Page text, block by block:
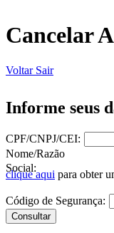
Cancelar
Voltar Sair
Informe seus
CPF/CNPJ/CEI:
Nome/Razão
Social:
clique aqui para obter
Código de Segurança: